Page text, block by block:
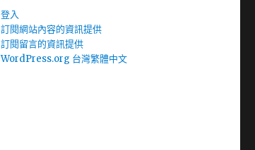
登入
訂閱網站內容的資訊提供
訂閱留言的資訊提供
WordPress.org 台灣繁體中文